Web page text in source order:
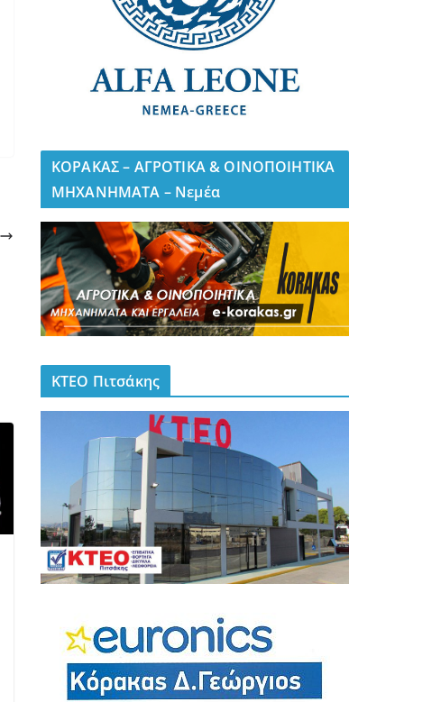
ΚΟΡΑΚΑΣ – ΑΓΡΟΤΙΚΑ & ΟΙΝΟΠΟΙΗΤΙΚΑ
ΜΗΧΑΝΗΜΑΤΑ – Νεμέα
ΚΤΕΟ Πιτσάκης